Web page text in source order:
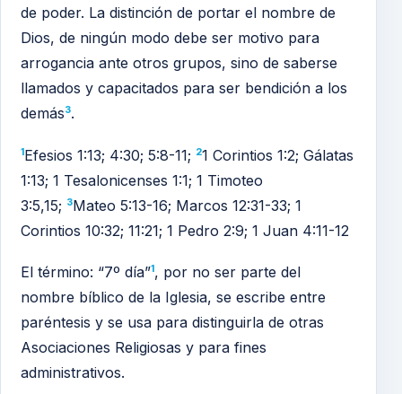
de poder. La distinción de portar el nombre de
Dios, de ningún modo debe ser motivo para
arrogancia ante otros grupos, sino de saberse
llamados y capacitados para ser bendición a los
demás3.
1Efesios 1:13; 4:30; 5:8-11; 21 Corintios 1:2; Gálatas
1:13; 1 Tesalonicenses 1:1; 1 Timoteo
3:5,15; 3Mateo 5:13-16; Marcos 12:31-33; 1
Corintios 10:32; 11:21; 1 Pedro 2:9; 1 Juan 4:11-12
El término: “7º día”1, por no ser parte del
nombre bíblico de la Iglesia, se escribe entre
paréntesis y se usa para distinguirla de otras
Asociaciones Religiosas y para fines
administrativos.